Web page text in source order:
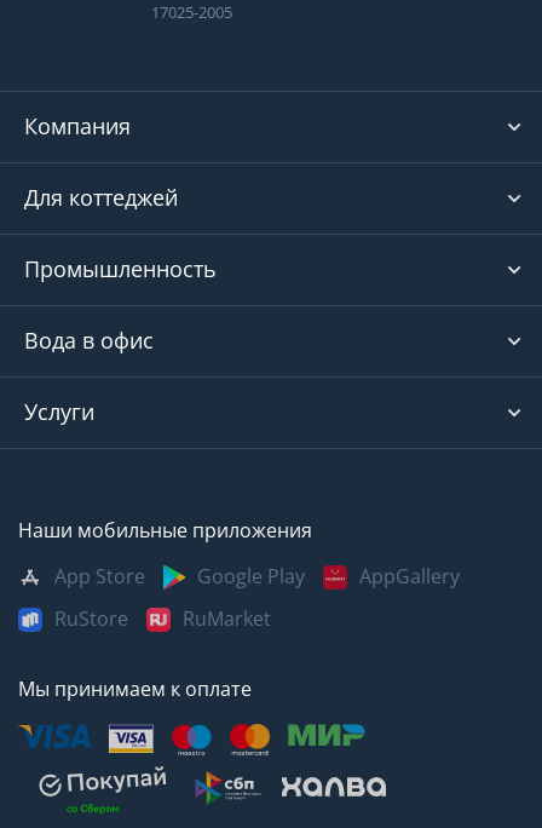
17025-2005
Компания
Для коттеджей
Промышленность
Вода в офис
Услуги
Наши мобильные приложения
App Store
Google Play
AppGallery
RuStore
RuMarket
Мы принимаем к оплате